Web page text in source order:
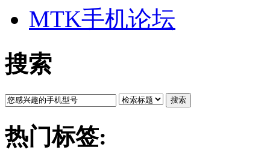
MTK手机论坛
搜索
搜索
热门标签: